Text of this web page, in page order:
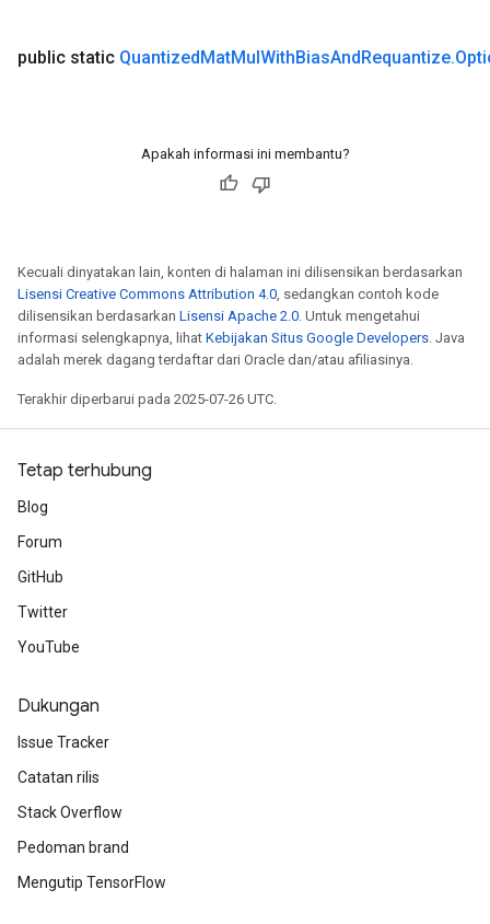
public static QuantizedMatMulWithBiasAndRequantize.
Apakah informasi ini membantu?
Kecuali dinyatakan lain, konten di halaman ini dilisensikan berdasarkan
Lisensi Creative Commons Attribution 4.0, sedangkan contoh kode
dilisensikan berdasarkan Lisensi Apache 2.0. Untuk mengetahui
informasi selengkapnya, lihat Kebijakan Situs Google Developers. Java
adalah merek dagang terdaftar dari Oracle dan/atau afiliasinya.
Terakhir diperbarui pada 2025-07-26 UTC.
Tetap terhubung
Blog
Forum
GitHub
Twitter
YouTube
Dukungan
Issue Tracker
Catatan rilis
Stack Overflow
Pedoman brand
Mengutip TensorFlow